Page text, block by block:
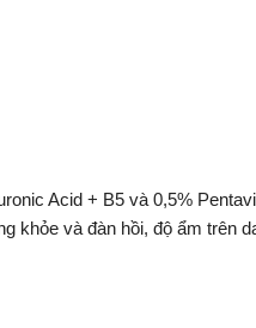
Acid + B5 và 0,5%
khỏe và đàn hồi, độ ẩm trên